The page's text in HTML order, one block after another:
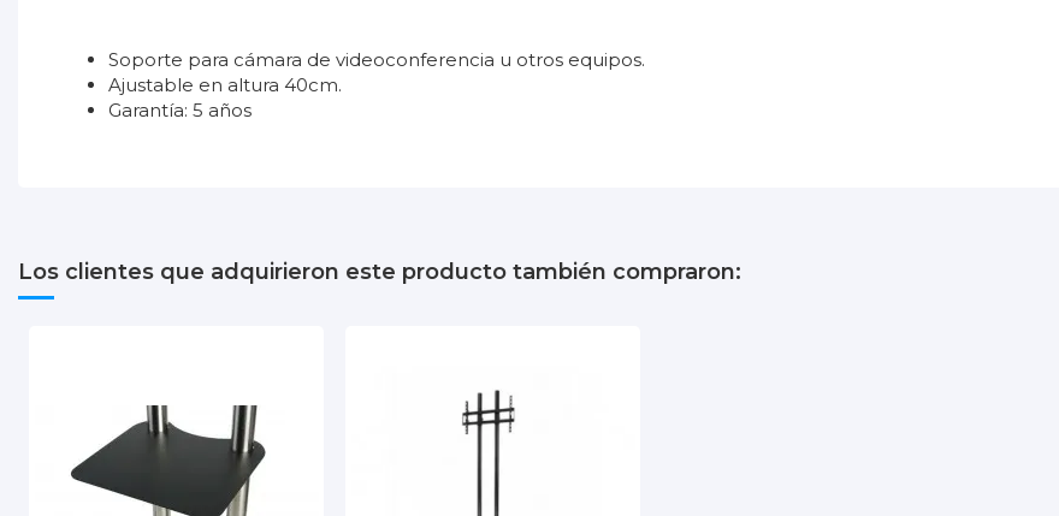
Soporte para cámara de videoconferencia u otros equipos.
Ajustable en altura 40cm.
Garantía: 5 años
Los clientes que adquirieron este producto también compraron: